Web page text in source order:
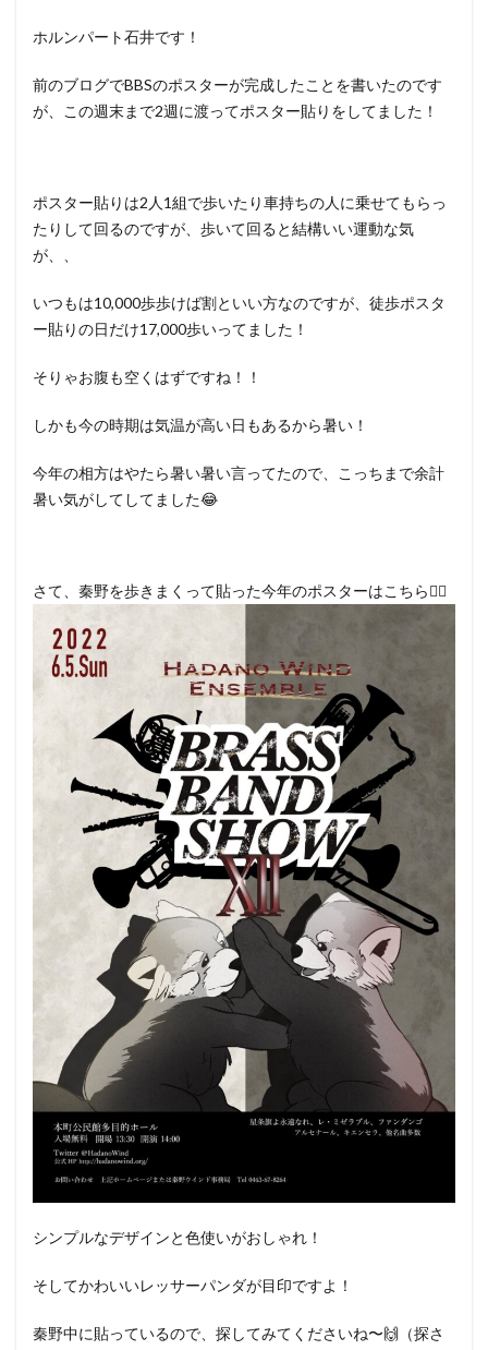
ホルンパート石井です！
前のブログでBBSのポスターが完成したことを書いたのです
が、この週末まで2週に渡ってポスター貼りをしてました！
ポスター貼りは2人1組で歩いたり車持ちの人に乗せてもらっ
たりして回るのですが、歩いて回ると結構いい運動な気
が、、
いつもは10,000歩歩けば割といい方なのですが、徒歩ポスタ
ー貼りの日だけ17,000歩いってました！
そりゃお腹も空くはずですね！！
しかも今の時期は気温が高い日もあるから暑い！
今年の相方はやたら暑い暑い言ってたので、こっちまで余計
暑い気がしてしてました😂
さて、秦野を歩きまくって貼った今年のポスターはこちら💁‍♀️
シンプルなデザインと色使いがおしゃれ！
そしてかわいいレッサーパンダが目印ですよ！
秦野中に貼っているので、探してみてくださいね〜🙌（探さ